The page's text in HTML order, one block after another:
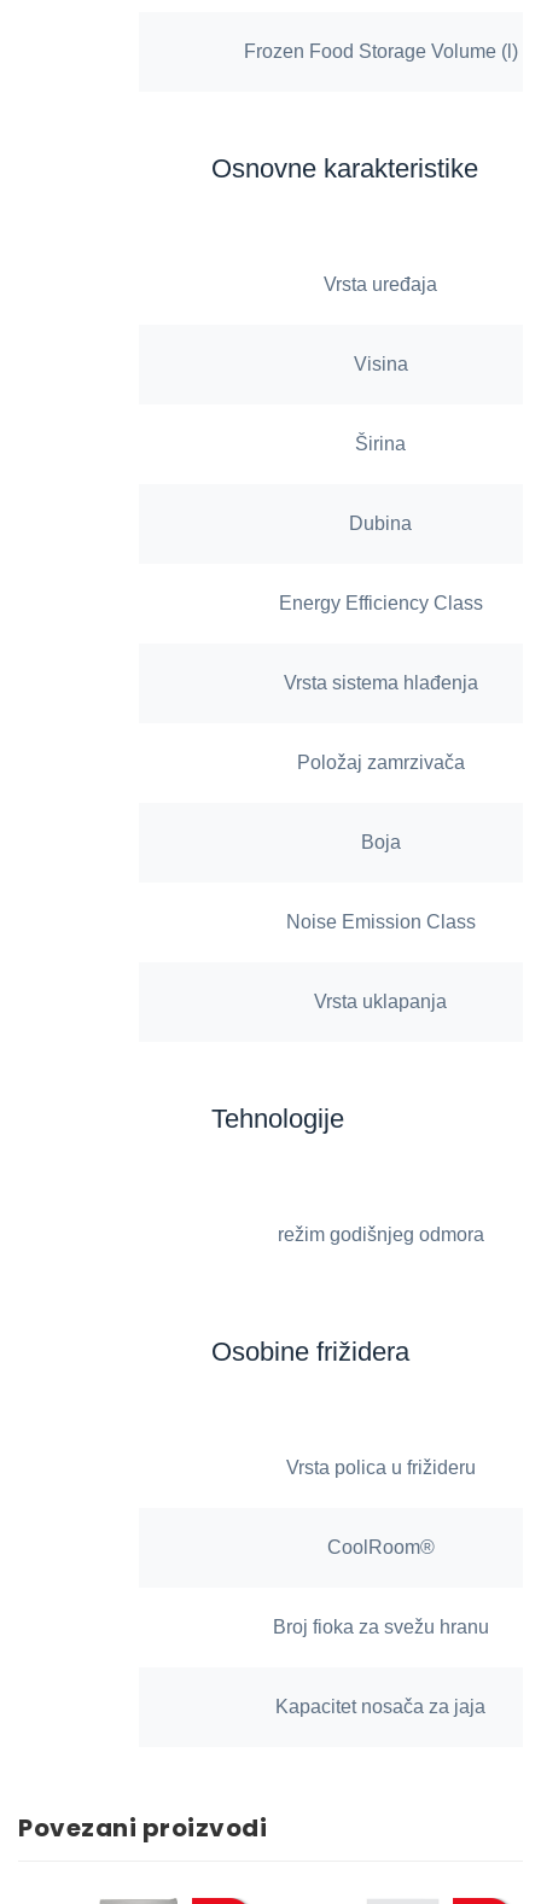
Frozen Food Storage Volume (l)
Osnovne karakteristike
Vrsta uređaja
Visina
Širina
Dubina
Energy Efficiency Class
Vrsta sistema hlađenja
Položaj zamrzivača
Boja
Noise Emission Class
Vrsta uklapanja
Tehnologije
režim godišnjeg odmora
Osobine frižidera
Vrsta polica u frižideru
CoolRoom®
Broj fioka za svežu hranu
Kapacitet nosača za jaja
Povezani proizvodi